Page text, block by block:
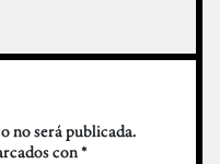
no será publicada.
con*